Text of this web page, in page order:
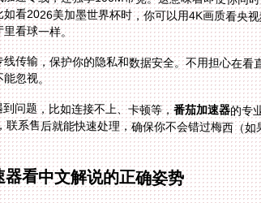
看球一样。
传输，保护你的隐私和数据安全。不用担心在看
忽视。
问题，比如连接不上、卡顿等，番茄加速器的专
比如2026世界杯决赛
看中文解说的正确姿势